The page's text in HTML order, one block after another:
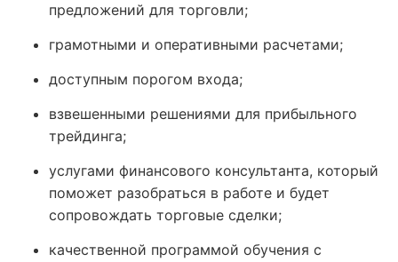
предложений для торговли;
грамотными и оперативными расчетами;
доступным порогом входа;
взвешенными решениями для прибыльного
трейдинга;
услугами финансового консультанта, который
поможет разобраться в работе и будет
сопровождать торговые сделки;
качественной программой обучения с